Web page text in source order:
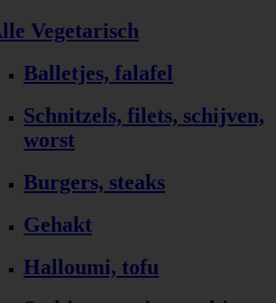
Vegetarisch
Balletjes, falafel
Schnitzels, filets, schijven,
worst
Burgers, steaks
Gehakt
Halloumi, tofu